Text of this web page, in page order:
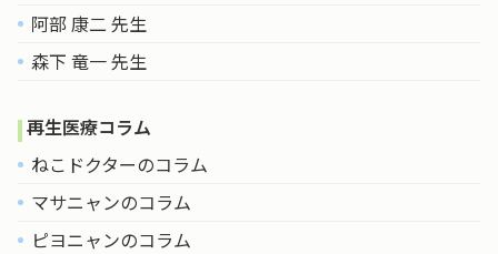
阿部 康二 先生
森下 竜一 先生
再生医療コラム
ねこドクターのコラム
マサニャンのコラム
ピヨニャンのコラム